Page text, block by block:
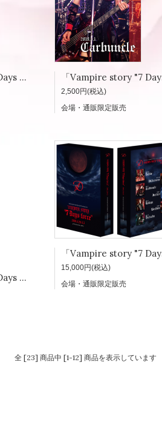
「Vampire story "7 Days force"」写真集 2019.5.2「Justice」
2,500円(税込)
会場・通販限定販売
「Vampire story "7 Days force"」写真集 2019.4.29「Dahlie」
15,000円(税込)
会場・通販限定販売
全 [23] 商品中 [1-12] 商品を表示しています